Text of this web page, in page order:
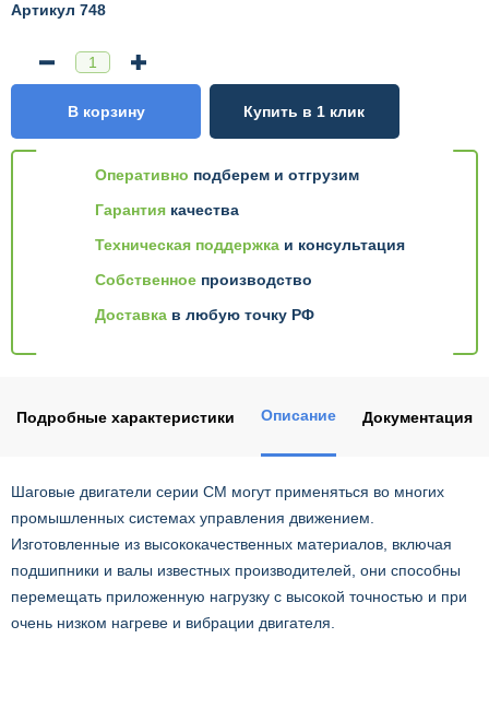
Артикул 748
Оперативно подберем и отгрузим
Гарантия качества
Техническая поддержка и консультация
Собственное производство
Доставка в любую точку РФ
В корзину Купить в 1 клик
Подробные характеристики Описание Документация
Шаговые двигатели серии CM могут применяться во многих
промышленных системах управления движением.
Изготовленные из высококачественных материалов, включая
подшипники и валы известных производителей, они способны
перемещать приложенную нагрузку с высокой точностью и при
очень низком нагреве и вибрации двигателя.